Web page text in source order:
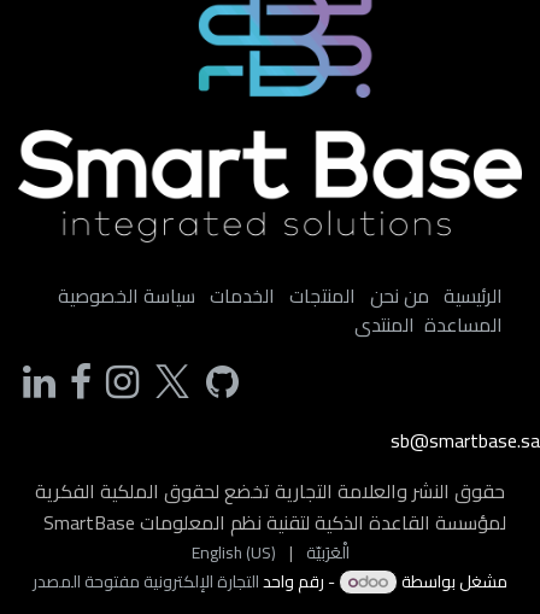
الرئيسية من نحن المنتجات الخدمات سياسة الخصوصية
المساعدة المنتدى
sb@smartbase.sa
حقوق النشر والعلامة التجارية تخضع لحقوق الملكية الفكرية
لمؤسسة القاعدة الذكية لتقنية نظم المعلومات SmartBase
الْعَرَبيّة |
English (US)
مشغل بواسطة
- رقم واحدالتجارة الإلكترونية مفتوحة المصدر